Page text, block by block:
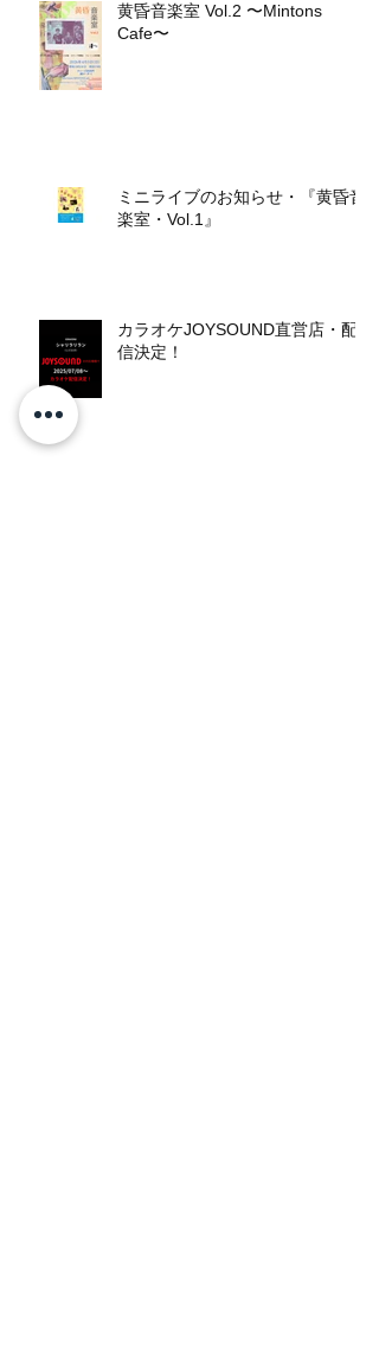
黄昏音楽室 Vol.2 〜Mintons
Cafe〜
ミニライブのお知らせ・『黄昏音
楽室・Vol.1』
カラオケJOYSOUND直営店・配
信決定！